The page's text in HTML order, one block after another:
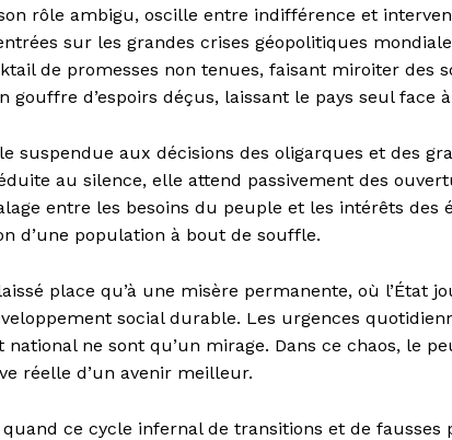
rôle ambigu, oscille entre indifférence et
sur les grandes crises géopolitiques
de promesses non tenues, faisant miroiter des
gouffre d’espoirs déçus, laissant le pays seul face
suspendue aux décisions des oligarques et des
au silence, elle attend passivement des
entre les besoins du peuple et les intérêts des
d’une population à bout de souffle.
place qu’à une misère permanente, où l’État
social durable. Les urgences
ne sont qu’un mirage. Dans ce chaos, le
réelle d’un avenir meilleur.
ce cycle infernal de transitions et de fausses